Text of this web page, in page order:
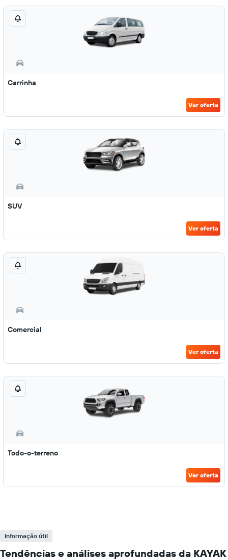
Carrinha
Ver oferta
SUV
Ver oferta
Comercial
Ver oferta
Todo-o-terreno
Ver oferta
Informação útil
Tendências e análises aprofundadas da KAYAK